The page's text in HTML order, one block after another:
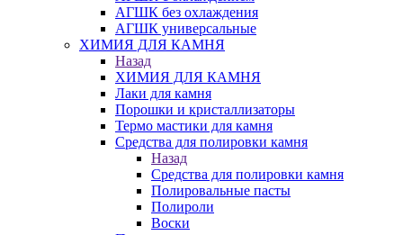
АГШК без охлаждения
АГШК универсальные
ХИМИЯ ДЛЯ КАМНЯ
Назад
ХИМИЯ ДЛЯ КАМНЯ
Лаки для камня
Порошки и кристаллизаторы
Термо мастики для камня
Средства для полировки камня
Назад
Средства для полировки камня
Полировальные пасты
Полироли
Воски